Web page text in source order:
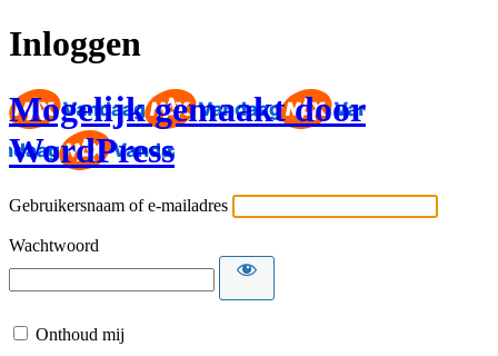
Inloggen
Mogelijk gemaakt door
WordPress
Gebruikersnaam of e-mailadres
Wachtwoord
Onthoud mij